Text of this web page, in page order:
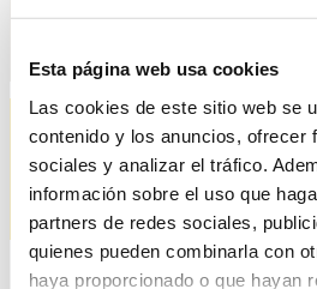
Esta página web usa cookies
Las cookies de este sitio web se
contenido y los anuncios, ofrecer
sociales y analizar el tráfico.
información sobre el uso que
partners de redes sociales,
quienes pueden combinarla con
haya proporcionado o que hayan